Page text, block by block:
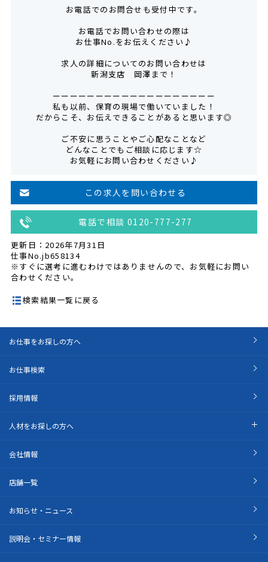
お電話でのお問合せも受付中です。
お電話でお問い合わせの際は
お仕事No.をお伝えください♪
求人の詳細についてのお問い合わせは
新潟支店 岡澤まで！
ーーーーーーーーーーーーーーーーーーー
私も以前、保育の現場で働いていました！
だからこそ、お伝えできることがあると思います◎
ご不安に思うことやご心配なことなど
どんなことでもご相談に応じます☆
お気軽にお問い合わせください♪
この求人を問い合わせる
電話で相談 0120-777-277
更新日：2026年7月31日
仕事No.jb658134
※すぐに選考に進むわけではありませんので、お気軽にお問い
合わせください。
検索結果一覧に戻る
お仕事をお探しの方へ
お仕事検索
採用情報
人材をお探しの方へ
会社情報
店舗一覧
お知らせ・ニュース
説明会・セミナー情報